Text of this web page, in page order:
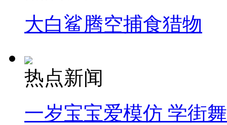
大白鲨腾空捕食猎物
热点新闻
一岁宝宝爱模仿 学街